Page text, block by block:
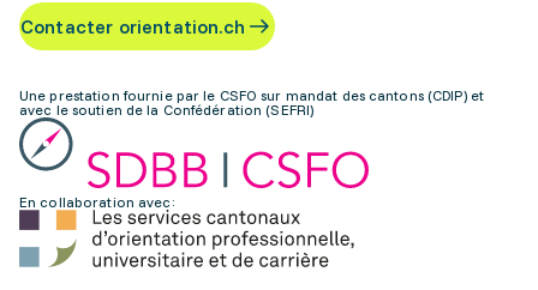
Contacter orientation.ch
Une prestation fournie par le CSFO sur mandat des cantons (CDIP) et
avec le soutien de la Confédération (SEFRI)
En collaboration avec: